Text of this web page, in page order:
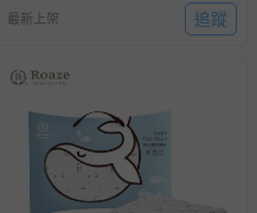
最新上架 追蹤